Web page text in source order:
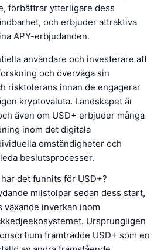
förbättrar ytterligare dess
och erbjuder attraktiva
APY-erbjudanden.
användare och investerare att
och överväga sin
risktolerans innan de engagerar
kryptovaluta. Landskapet är
även om USD+ erbjuder många
inom det digitala
omständigheter och
beslutsprocesser.
det funnits för USD+?
milstolpar sedan dess start,
inverkan inom
Ursprungligen
framträdde USD+ som en